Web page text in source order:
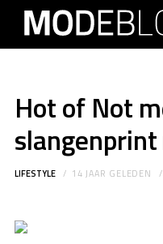
Hot of Not
LIFESTYLE 14 JAAR GELEDEN